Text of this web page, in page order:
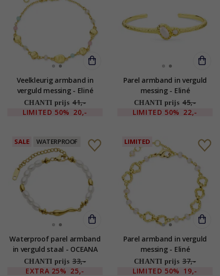
Veelkleurig armband in
verguld messing - Eliné
CHANTI prijs 41,-
LIMITED 50% 20,-
Parel armband in verguld
messing - Eliné
CHANTI prijs 45,-
LIMITED 50% 22,-
SALE WATERPROOF
Waterproof parel armband
in verguld staal - OCEANA
CHANTI prijs 33,-
EXTRA 25% 25,-
LIMITED
Parel armband in verguld
messing - Eliné
CHANTI prijs 37,-
LIMITED 50% 19,-